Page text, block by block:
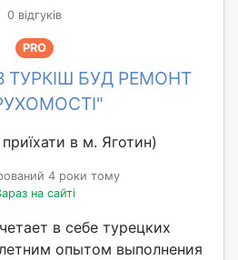
0 відгуків
PRO
ТУРКІШ БУД РЕМОНТ
в м. Яготин)
4 роки тому
на сайті
в себе турецких
опытом выполнения